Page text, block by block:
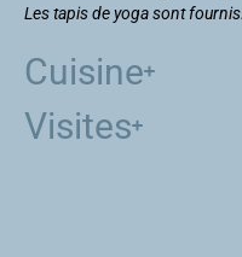
Les tapis de yoga sont
Cuisine
Visites